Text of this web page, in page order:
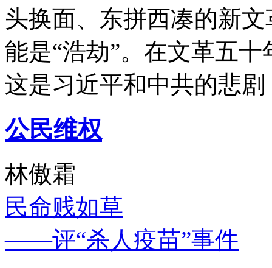
头换面、东拼西凑的新
能是“浩劫”。在文革五
这是习近平和中共的悲
公民维权
林傲霜
民命贱如草
——评“杀人疫苗”事件